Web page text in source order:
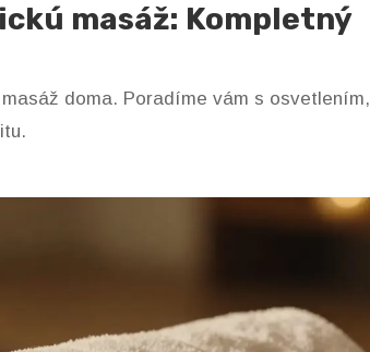
masáž: Kompletný
doma. Poradíme vám s osvetlením,